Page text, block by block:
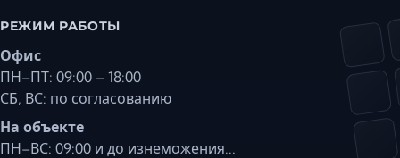
РЕЖИМ РАБОТЫ
Офис
ПН–ПТ: 09:00 – 18:00
СБ, ВС: по согласованию
На объекте
ПН–ВС: 09:00 и до изнеможения...